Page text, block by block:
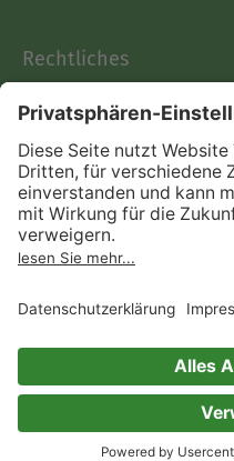
Rechtliches
AGB
Informationen nach Data
Act
Verträge hier kündigen
Impressum
Immer